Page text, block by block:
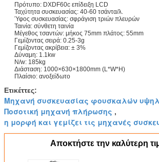
Πρότυπο: DXDF60c επίδειξη LCD
Ταχύτητα συσκευασίας: 40-60 τσάντα/λ.
Ύφος συσκευασίας: σφράγιση τριών πλευρών
Ταινία: σύνθετη ταινία
Μέγεθος τσαντών: μήκος 75mm πλάτος: 55mm
Γεμίζοντας σειρά: 0.25-3g
Γεμίζοντας ακρίβεια: ± 3%
Δύναμη: 1.1kw
N/w: 185kg
Διάσταση: 1000×630×1800mm (L*W*H)
Πλαίσιο: ανοξείδωτο
Ετικέττες:
Μηχανή συσκευασίας φουσκαλών
Ποσοτική μηχανή πλήρωσης ,
η μορφή και γεμίζει τις μηχανές
Αποκτήστε την καλύτερη